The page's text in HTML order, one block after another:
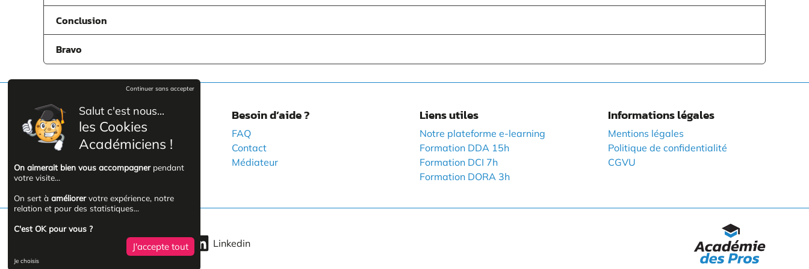
Conclusion
Bravo
A propos
Qui sommes-nous ?
Nos certifications
Informations handicap
Besoin d’aide ?
FAQ
Contact
Médiateur
Liens utiles
Notre plateforme e-learning
Formation DDA 15h
Formation DCI 7h
Formation DORA 3h
Informations légales
Mentions légales
Politique de confidentialité
CGVU
YouTube Linkedin
Salut c'est nous...
les Cookies
Académiciens !
On aimerait bien vous accompagnerpendant
votre visite...
On sert àaméliorervotre expérience, notre
relation et pour des statistiques...
C'est OK pour vous ?
J'accepte tout
Continuer sans accepter
Je choisis